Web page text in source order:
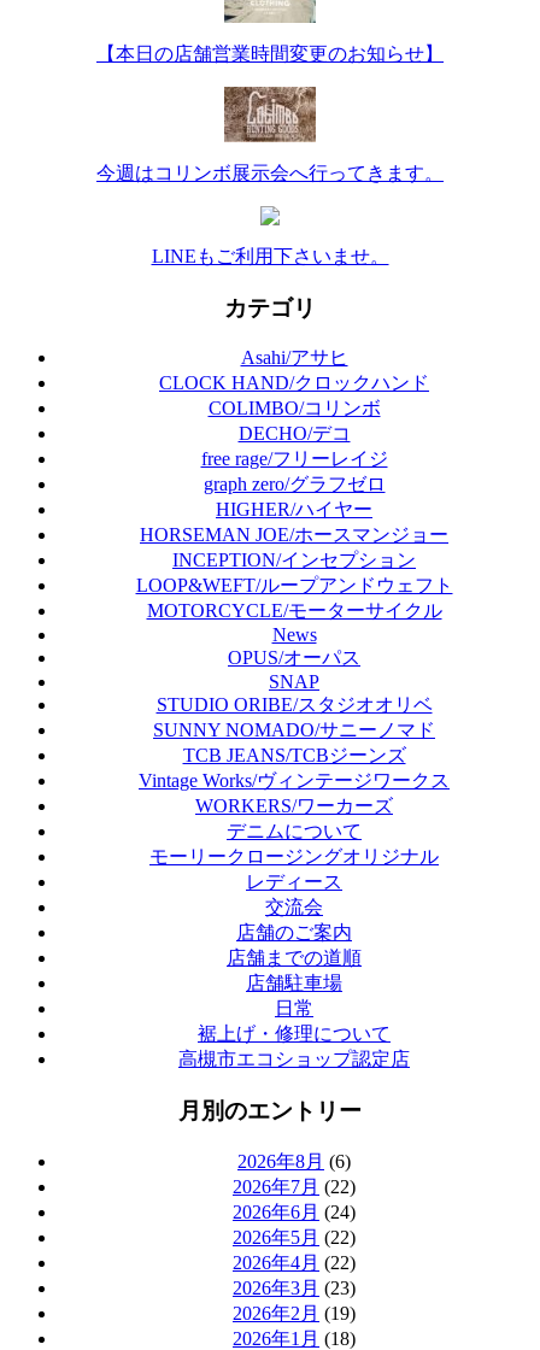
【本日の店舗営業時間変更のお知らせ】
今週はコリンボ展示会へ行ってきます。
LINEもご利用下さいませ。
カテゴリ
Asahi/アサヒ
CLOCK HAND/クロックハンド
COLIMBO/コリンボ
DECHO/デコ
free rage/フリーレイジ
graph zero/グラフゼロ
HIGHER/ハイヤー
HORSEMAN JOE/ホースマンジョー
INCEPTION/インセプション
LOOP&WEFT/ループアンドウェフト
MOTORCYCLE/モーターサイクル
News
OPUS/オーパス
SNAP
STUDIO ORIBE/スタジオオリベ
SUNNY NOMADO/サニーノマド
TCB JEANS/TCBジーンズ
Vintage Works/ヴィンテージワークス
WORKERS/ワーカーズ
デニムについて
モーリークロージングオリジナル
レディース
交流会
店舗のご案内
店舗までの道順
店舗駐車場
日常
裾上げ・修理について
高槻市エコショップ認定店
月別のエントリー
2026年8月 (6)
2026年7月 (22)
2026年6月 (24)
2026年5月 (22)
2026年4月 (22)
2026年3月 (23)
2026年2月 (19)
2026年1月 (18)